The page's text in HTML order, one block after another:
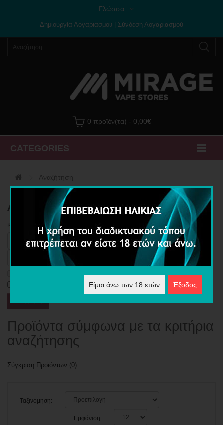
Γλώσσα
Δημιουργία Λογαριασμού Σύνδεση Λογαριασμού
0 προϊόν(τα) - 0,00€
CATEGORIES
Αναζήτηση
Αναζήτηση
Κριτήρια Αναζήτησης
Αναζήτηση στις περιγραφές προϊόντων
Προϊόντα σύμφωνα με τα κριτήρια
αναζήτησης
Σύγκριση Προϊόντων (0)
Ταξινόμηση:
Εμφάνιση:
Είμαι άνω των 18 ετών Έξοδος